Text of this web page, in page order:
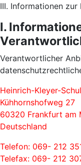
III. Informationen
I.
Verantwortlicher
Heinrich-Kleyer-
Kühhornshofweg 27
60320 Frankfurt am
Deutschland
Telefon: 069- 212
Telefax: 069- 212